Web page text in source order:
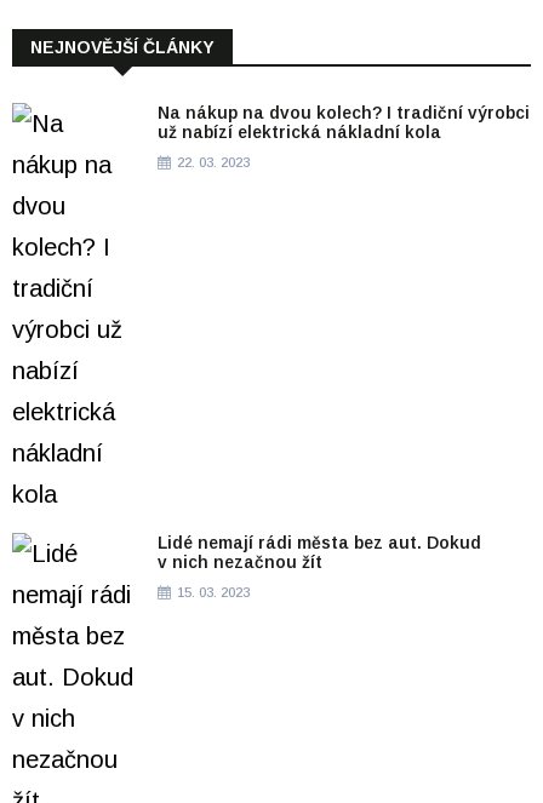
NEJNOVĚJŠÍ ČLÁNKY
Na nákup na dvou kolech? I tradiční výrobci
už nabízí elektrická nákladní kola
22. 03. 2023
Lidé nemají rádi města bez aut. Dokud
v nich nezačnou žít
15. 03. 2023